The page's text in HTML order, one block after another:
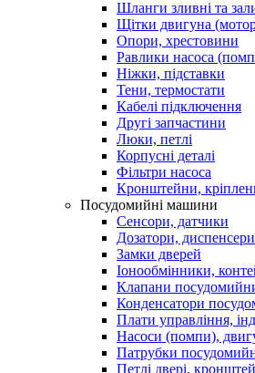
Шланги зливні та
Щітки двигуна
Опори, хрестовини
Равлики насоса
Ніжки, підставки
Тени, термостати
Кабелі підключення
Другі запчастини
Люки, петлі
Корпусні деталі
Фільтри насоса
Кронштейни,
Посудомийні машини
Сенсори, датчики
Дозатори, диспенсери
Замки дверей
Іонообмінники,
Клапани
Конденсатори
Плати управління,
Насоси (помпи),
Патрубки
Петлі двері,